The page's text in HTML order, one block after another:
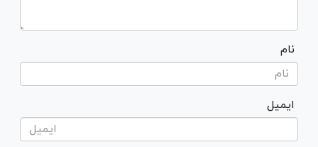
نام
ایمیل